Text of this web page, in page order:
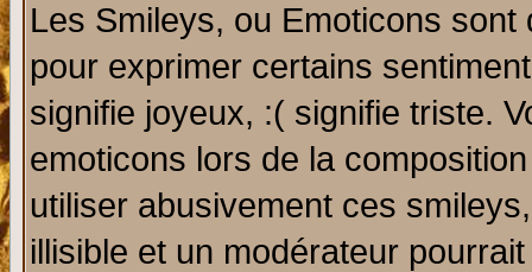
Les Smileys, ou Emoticons
pour exprimer certains
signifie joyeux, :( signifie triste.
emoticons lors de la
utiliser abusivement ces
illisible et un modérateur